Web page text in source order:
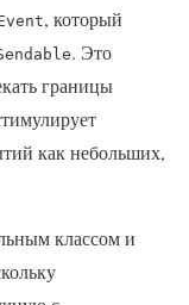
, который
. Это
границы
как небольших,
классом и